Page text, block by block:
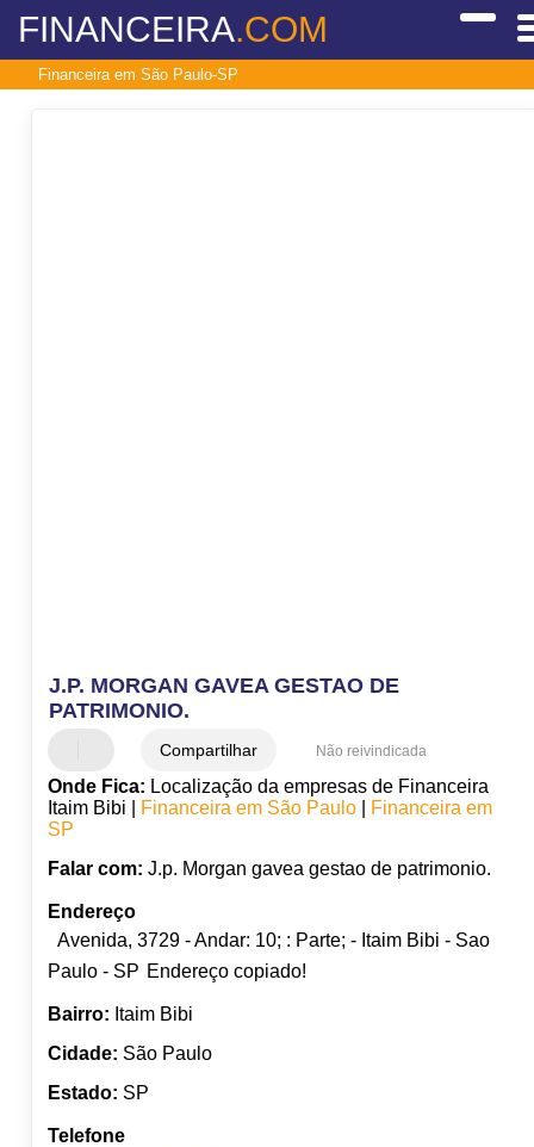
FINANCEIRA.COM
Financeira em São Paulo-SP
J.P. MORGAN GAVEA GESTAO DE
PATRIMONIO.
Compartilhar Não reivindicada
Onde Fica: Localização da empresas de Financeira
Itaim Bibi |
Financeira em São Paulo|
Financeira em
SP
Falar com: J.p. Morgan gavea gestao de patrimonio.
Endereço
Avenida, 3729 - Andar: 10; : Parte; - Itaim Bibi - Sao
Paulo - SP Endereço copiado!
Bairro: Itaim Bibi
Cidade: São Paulo
Estado: SP
Telefone